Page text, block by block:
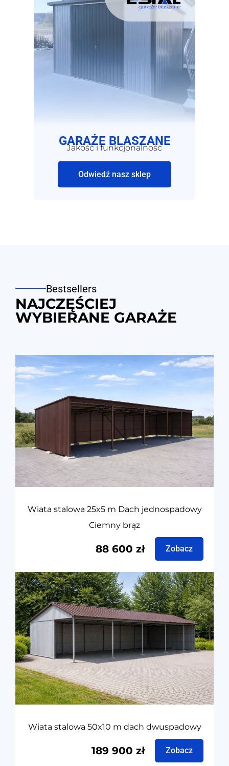
GARAŻE BLASZANE
Jakość i funkcjonalność
Odwiedź nasz sklep
Bestsellers
NAJCZĘŚCIEJ
WYBIERANE GARAŻE
Wiata stalowa 25x5 m Dach jednospadowy
Ciemny brąz
88 600 zł Zobacz
Wiata stalowa 50x10 m dach dwuspadowy
189 900 zł Zobacz